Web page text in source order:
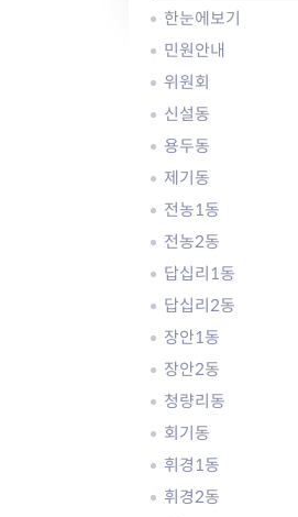
자주묻는질문
새소식
유관기관소식
공모사업 알림방
월별행사달력
AI 사업 등록 관리제
동대문구 AI 사업 현황
국내도시
국외도시
자매도시 혜택
직거래장터쇼핑몰
원어민 화상영어
동국 천문대
교육경비보조금 지원
지리교통소식
도로명주소 안내
상세주소 부여제도
지리정보
대중교통
자전거
주차장
우회전알리미
한눈에보기
민원안내
위원회
신설동
용두동
제기동
전농1동
전농2동
답십리1동
답십리2동
장안1동
장안2동
청량리동
회기동
휘경1동
휘경2동